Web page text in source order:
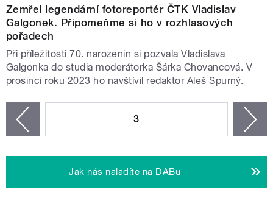
Zemřel legendární fotoreportér ČTK Vladislav
Galgonek. Připomeňme si ho v rozhlasových
pořadech
Při příležitosti 70. narozenin si pozvala Vladislava
Galgonka do studia moderátorka Šárka Chovancová. V
prosinci roku 2023 ho navštívil redaktor Aleš Spurný.
3
Jak nás naladíte na DABu